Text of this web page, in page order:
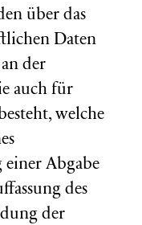
über das
Daten
der
auch für
welche
Abgabe
des
der